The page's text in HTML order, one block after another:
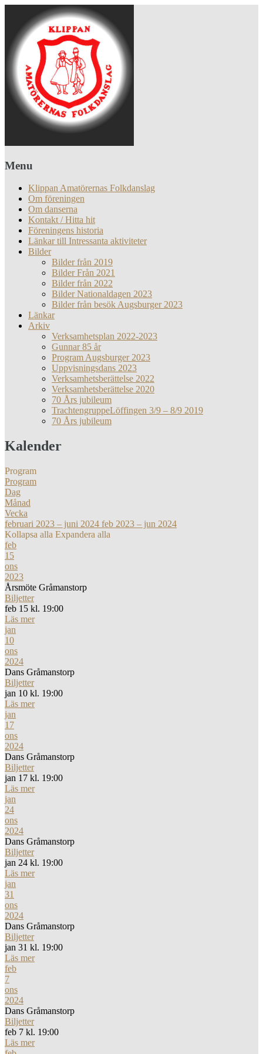
Menu
Klippan Amatörernas Folkdanslag
Om föreningen
Om danserna
Kontakt / Hitta hit
Föreningens historia
Länkar till Intressanta aktiviteter
Bilder
Bilder från 2019
Bilder Från 2021
Bilder från 2022
Bilder Nationaldagen 2023
Bilder från besök Augsburger 2023
Länkar
Arkiv
Verksamhetsplan 2022-2023
Gunnar 85 år
Program Augsburger 2023
Uppvisningsdans 2023
Verksamhetsberättelse 2022
Verksamhetsberättelse 2020
70 Års jubileum
TrachtengruppeLöffingen 3/9 – 8/9 2019
70 Års jubileum
Kalender
Program
Program
Dag
Månad
Vecka
februari 2023 – juni 2024 feb 2023 – jun 2024
Kollapsa alla Expandera alla
feb
15
ons
2023
Årsmöte Gråmanstorp
Biljetter
feb 15 kl. 19:00
Läs mer
jan
10
ons
2024
Dans Gråmanstorp
Biljetter
jan 10 kl. 19:00
Läs mer
jan
17
ons
2024
Dans Gråmanstorp
Biljetter
jan 17 kl. 19:00
Läs mer
jan
24
ons
2024
Dans Gråmanstorp
Biljetter
jan 24 kl. 19:00
Läs mer
jan
31
ons
2024
Dans Gråmanstorp
Biljetter
jan 31 kl. 19:00
Läs mer
feb
7
ons
2024
Dans Gråmanstorp
Biljetter
feb 7 kl. 19:00
Läs mer